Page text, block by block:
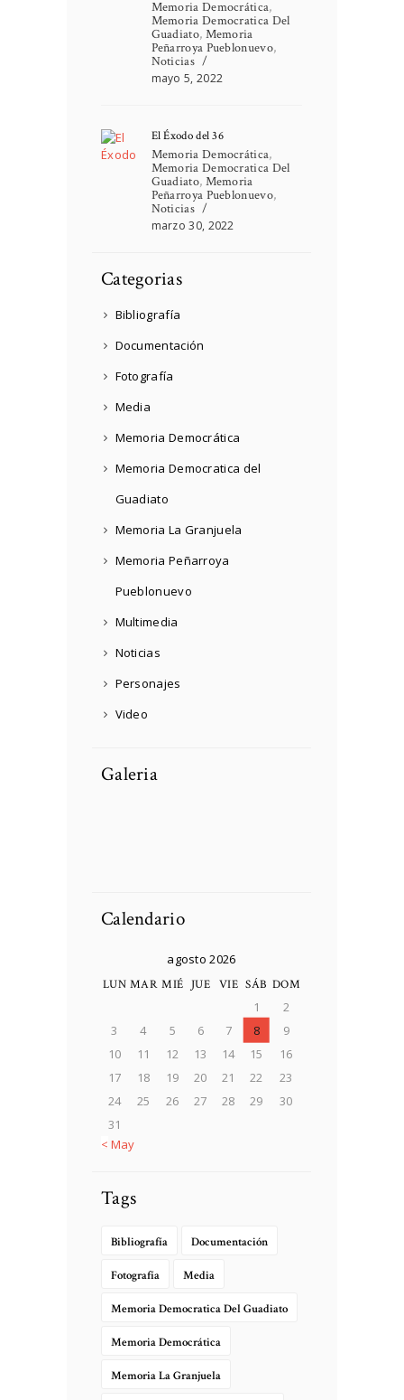
Memoria Democrática,
Memoria Democratica Del
Guadiato, Memoria
Peñarroya Pueblonuevo,
Noticias
mayo 5, 2022
El Éxodo del 36
Memoria Democrática,
Memoria Democratica Del
Guadiato, Memoria
Peñarroya Pueblonuevo,
Noticias
marzo 30, 2022
Categorias
Bibliografía
Documentación
Fotografía
Media
Memoria Democrática
Memoria Democratica del
Guadiato
Memoria La Granjuela
Memoria Peñarroya
Pueblonuevo
Multimedia
Noticias
Personajes
Video
Galeria
Calendario
agosto 2026
LUN MAR MIÉ JUE VIE SÁB DOM
1
2
3
4 5 6 7 8
9
10
11 12 13 14 15
16
17
18 19 20 21 22
23
24
25 26 27 28 29
30
31
« May
Tags
Bibliografía Documentación
Fotografía Media
Memoria Democratica Del Guadiato
Memoria Democrática
Memoria La Granjuela